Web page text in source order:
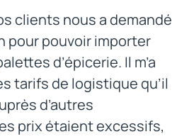
clients nous a demandé
pour pouvoir importer
d’épicerie. Il m’a
tarifs de logistique qu’il
d’autres
prix étaient excessifs,